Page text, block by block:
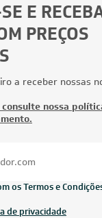
E
PREÇOS
a receber nossas
consulte nossa
os Termos e
de privacidade